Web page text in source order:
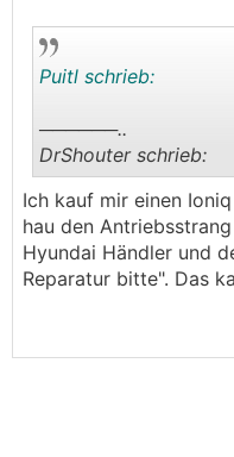
Puitl schrieb:
──────..
DrShouter schrieb:
Bei EV hab ich keine
Verbrenner war ein
weit weg von einem
Totalschaden (haten
───────────────
Ich kauf mir einen
hau den
Hyundai Händler und
Reparatur bitte". Das